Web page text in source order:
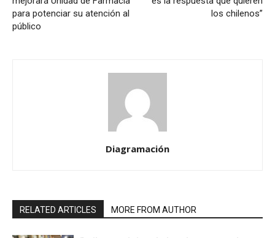
para potenciar su atención al
público
los chilenos”
Diagramación
RELATED ARTICLES MORE FROM AUTHOR